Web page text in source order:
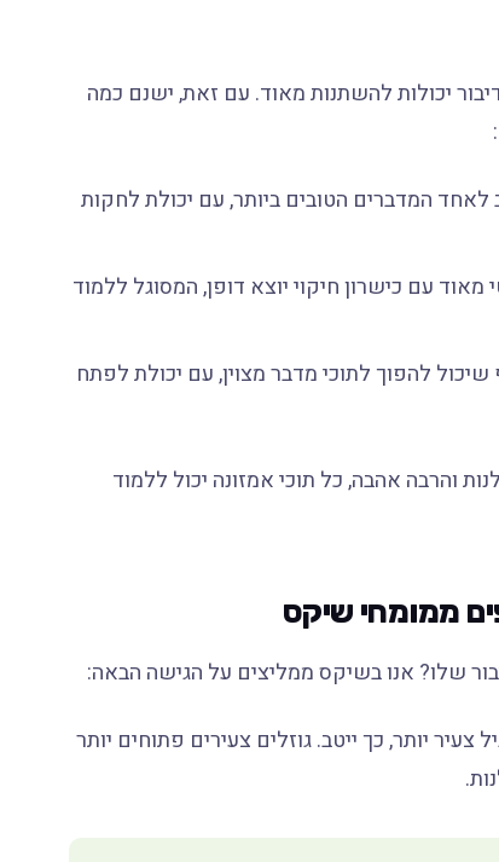
יכולות להשתנות מאוד. עם זאת, ישנם כמה
המדברים הטובים ביותר, עם יכולת לחקות
מאוד עם כישרון חיקוי יוצא דופן, המסוגל ללמוד
שיכול להפוך לתוכי מדבר מצוין, עם יכולת לפתח
והרבה אהבה, כל תוכי אמזונה יכול ללמוד
ממומחי שיקס
שלו? אנו בשיקס ממליצים על הגישה הבאה:
יותר, כך ייטב. גוזלים צעירים פתוחים יותר